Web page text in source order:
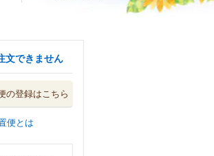
文できません
の登録はこちら
便とは